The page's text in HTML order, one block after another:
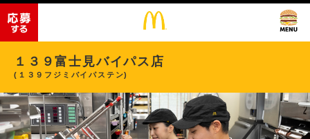
１３９富士見バイパス店
(１３９フジミバイパステン)